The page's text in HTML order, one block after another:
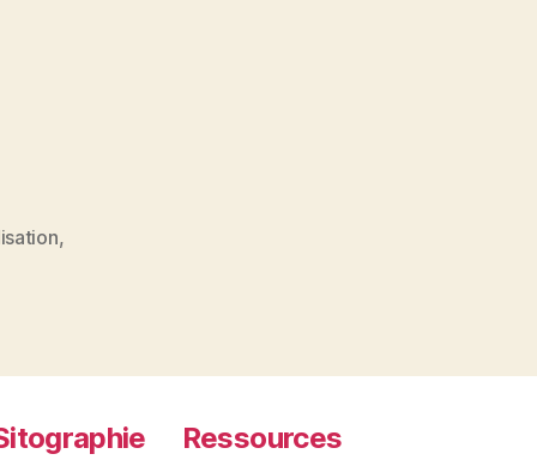
,
Ressources